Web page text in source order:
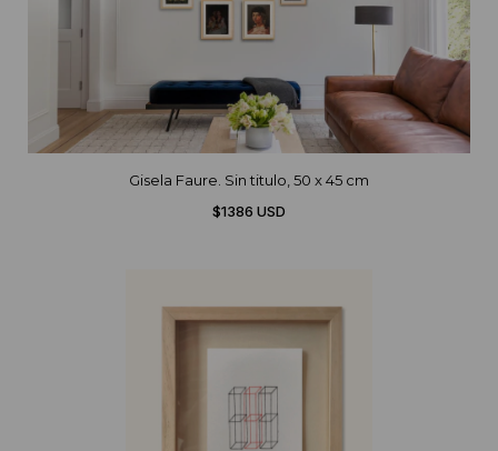
Gisela Faure. Sin titulo, 50 x 45 cm
$1386 USD